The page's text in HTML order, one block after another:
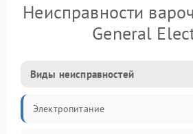
Неисправности
General
Виды неисправностей
Электропитание